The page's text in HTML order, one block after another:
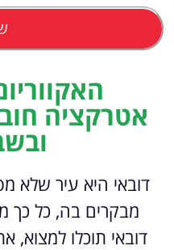
אטרקציה
דובאי היא עיר שלא
מבקרים בה, כל כך
דובאי תוכלו למצוא,